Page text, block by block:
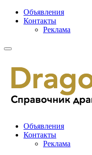
Объявления
Контакты
Реклама
Объявления
Контакты
Реклама